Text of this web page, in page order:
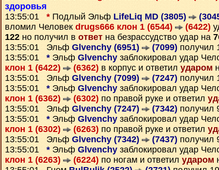
здоровья
13:55:01 * Подлый Эльф LifeLiq MD (3805)
вломил Человек drugs666 клон 1 (6544) (6422)
122 но получил в ответ на безрассудство удар на
13:55:01 Эльф Glvenchy (6951) (7099) получил
13:55:01 * Эльф Glvenchy заблокировал удар
клон 1 (6422)
(6362) в корпус и ответил ударом
13:55:01 Эльф Glvenchy (7099) (7247) получил
13:55:01 * Эльф Glvenchy заблокировал удар
клон 1 (6362)
(6302) по правой руке и ответил
13:55:01 Эльф Glvenchy (7247) (7342) получил
13:55:01 * Эльф Glvenchy заблокировал удар
клон 1 (6302)
(6263) по правой руке и ответил
13:55:01 Эльф Glvenchy (7342) (7437) получил
13:55:01 * Эльф Glvenchy заблокировал удар
клон 1 (6263)
(6224) по ногам и ответил ударом